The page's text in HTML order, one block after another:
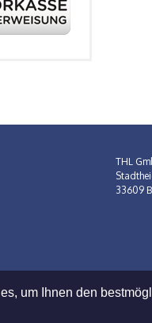
um Ihnen den
THL
33609